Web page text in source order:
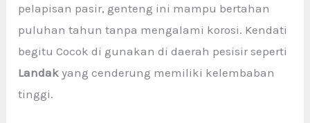
pelapisan pasir, genteng ini mampu bertahan
puluhan tahun tanpa mengalami korosi. Kendati
begitu Cocok di gunakan di daerah pesisir seperti
Landak yang cenderung memiliki kelembaban
tinggi.